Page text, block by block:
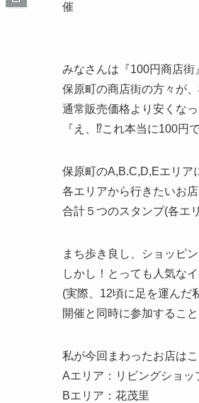
催
みなさんは『100円商店街
保原町の商店街の方々が
通常販売価格より安くな
『え、⁉これ本当に100円
保原町のA,B.C,D,Eエリア
各エリアから行きたいお
合計５つのスタンプ(各エ
まち歩き良し、ショッピ
しかし！とっても人気な
(実際、12頃に足を運んだ
開催と同時に参加するこ
私が今回まわったお店はこ
Aエリア：リビングショッ
Bエリア：花茂里